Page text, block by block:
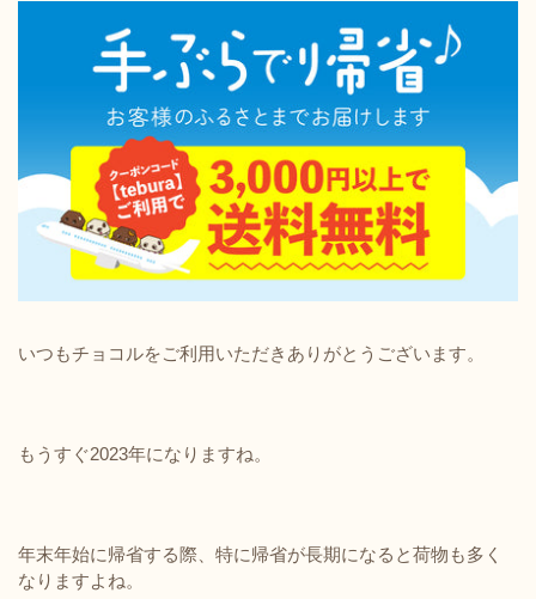
いつもチョコルをご利用いただきありがとうございます。
もうすぐ2023年になりますね。
年末年始に帰省する際、特に帰省が長期になると荷物も多く
なりますよね。